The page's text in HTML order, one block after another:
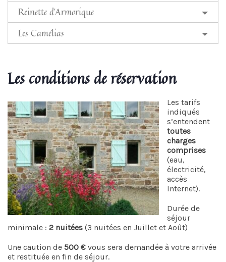
Reinette d'Armorique
Les Camélias
Les conditions de réservation
Les tarifs
indiqués
s’entendent
toutes
charges
comprises
(eau,
électricité,
accès
Internet).
Durée de
séjour
minimale : 2 nuitées (3 nuitées en Juillet et Août)
Une caution de 500 € vous sera demandée à votre arrivée
et restituée en fin de séjour.